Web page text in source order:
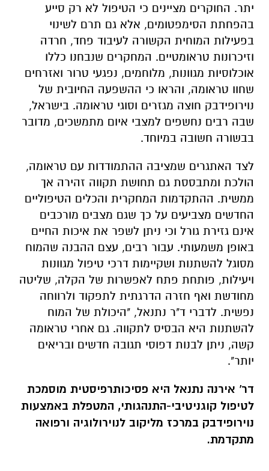
יתר. החוקרים מציינים כי הטיפול לא רק סייע
בהפחתת הסימפטומים, אלא גם תרם לשינוי
בפעילות המוחית הקשורה לעיבוד פחד, חרדה
וזיכרונות טראומטיים. המחקרים שנבחנו כללו
אוכלוסיות מגוונות, מלוחמים, נפגעי טרור ואזרחים
שחוו טראומה, והראו כי ההשפעה החיובית של
נוירופידבק חוצה מגזרים וסוגי טראומה. בישראל,
שבה רבים נחשפים למצבי איום מתמשכים, מדובר
בבשורה חשובה במיוחד.
לצד האתגרים שמציבה ההתמודדות עם טראומה,
הולכת ומתבססת גם תחושת תקווה זהירה אך
ממשית. ההתקדמות המחקרית והכלים הטיפוליים
החדשים מצביעים על כך שגם מצבים מורכבים
אינם גזירת גורל וכי ניתן לשפר את איכות החיים
באופן משמעותי. עבור רבים, עצם ההבנה שהמוח
מסוגל להשתנות ושקיימות דרכי טיפול מגוונות
ויעילות, פותחת פתח לאפשרות של הקלה, שליטה
מחודשת ואף חזרה הדרגתית לתפקוד ולרווחה
נפשית. לדברי ד"ר נתנאל, "היכולת של המוח
להשתנות היא הבסיס לתקווה. גם אחרי טראומה
קשה, ניתן לבנות דפוסי תגובה חדשים ובריאים
יותר".
דר' אירנה נתנאל היא פסיכותרפיסטית מוסמכת
לטיפול קוגניטיבי-התנהגותי, המטפלת באמצעות
נוירופידבק במרכז מליקוב לנוירולוגיה ורפואה
מתקדמת.